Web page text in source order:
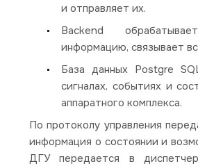
и отправляет их.
Backend
информацию, связывает
База данных Postgre
сигналах, событиях и
аппаратного комплекса.
По протоколу управления
информация о состоянии и
ДГУ передается в